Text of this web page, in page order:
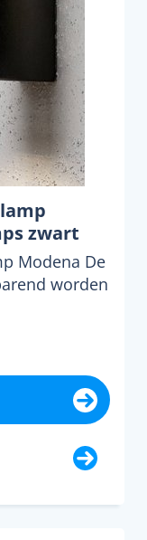
zwart
Modena De
worden